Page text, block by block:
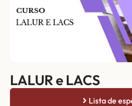
LALUR e LACS
Lista de